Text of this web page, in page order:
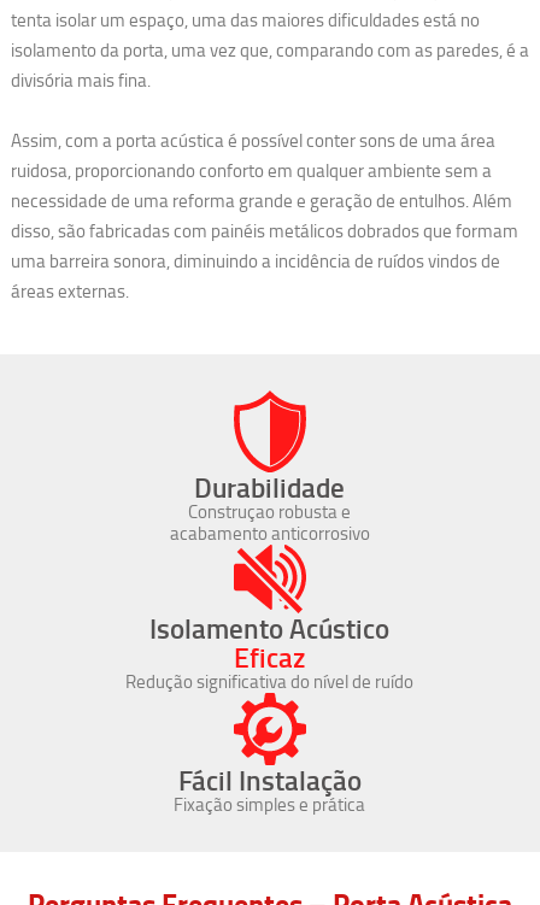
tenta isolar um espaço, uma das maiores dificuldades está no
isolamento da porta, uma vez que, comparando com as paredes, é a
divisória mais fina.
Assim, com a porta acústica é possível conter sons de uma área
ruidosa, proporcionando conforto em qualquer ambiente sem a
necessidade de uma reforma grande e geração de entulhos. Além
disso, são fabricadas com painéis metálicos dobrados que formam
uma barreira sonora, diminuindo a incidência de ruídos vindos de
áreas externas.
Durabilidade
Construçao robusta e
acabamento anticorrosivo
Isolamento Acústico
Eficaz
Redução significativa do nível de ruído
Fácil Instalação
Fixação simples e prática